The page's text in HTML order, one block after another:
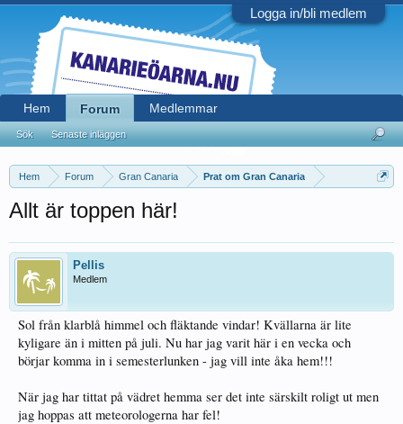
Logga in/bli medlem
Hem Forum Gran Canaria Prat om Gran Canaria
Allt är toppen här!
Pellis
Medlem
Sol från klarblå himmel och fläktande vindar! Kvällarna är lite
kyligare än i mitten på juli. Nu har jag varit här i en vecka och
börjar komma in i semesterlunken - jag vill inte åka hem!!!
När jag har tittat på vädret hemma ser det inte särskilt roligt ut men
jag hoppas att meteorologerna har fel!
Hem Forum
Sök Senaste inläggen
Medlemmar